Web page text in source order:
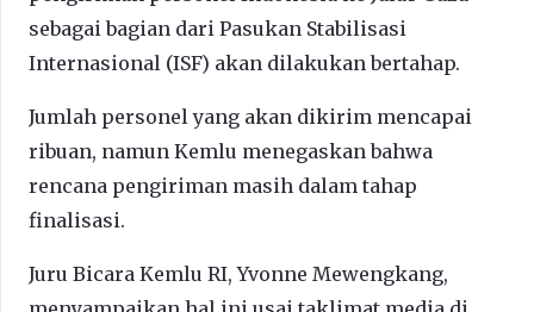
sebagai bagian dari Pasukan Stabilisasi
Internasional (ISF) akan dilakukan bertahap.
Jumlah personel yang akan dikirim mencapai
ribuan, namun Kemlu menegaskan bahwa
rencana pengiriman masih dalam tahap
finalisasi.
Juru Bicara Kemlu RI, Yvonne Mewengkang,